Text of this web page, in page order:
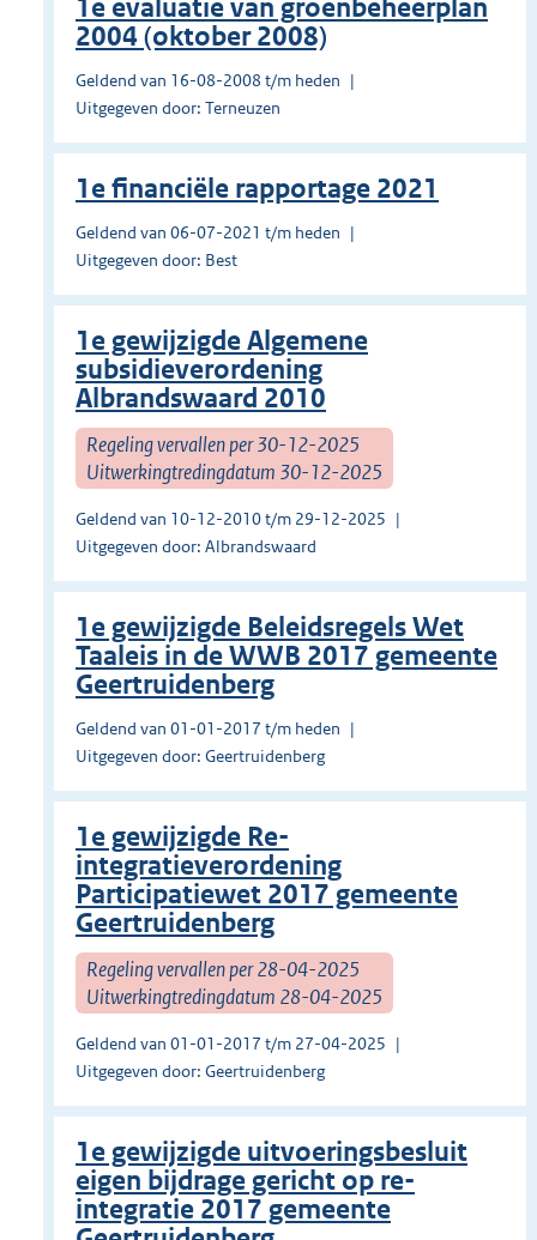
1e evaluatie van groenbeheerplan
2004 (oktober 2008)
Geldend van 16-08-2008 t/m heden
Uitgegeven door: Terneuzen
1e financiële rapportage 2021
Geldend van 06-07-2021 t/m heden
Uitgegeven door: Best
1e gewijzigde Algemene
subsidieverordening
Albrandswaard 2010
Regeling vervallen per 30-12-2025
Uitwerkingtredingdatum 30-12-2025
Geldend van 10-12-2010 t/m 29-12-2025
Uitgegeven door: Albrandswaard
1e gewijzigde Beleidsregels Wet
Taaleis in de WWB 2017 gemeente
Geertruidenberg
Geldend van 01-01-2017 t/m heden
Uitgegeven door: Geertruidenberg
1e gewijzigde Re-
integratieverordening
Participatiewet 2017 gemeente
Geertruidenberg
Regeling vervallen per 28-04-2025
Uitwerkingtredingdatum 28-04-2025
Geldend van 01-01-2017 t/m 27-04-2025
Uitgegeven door: Geertruidenberg
1e gewijzigde uitvoeringsbesluit
eigen bijdrage gericht op re-
integratie 2017 gemeente